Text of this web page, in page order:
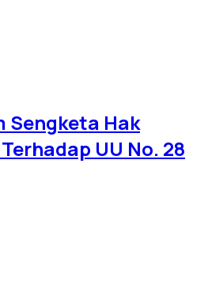
Sengketa Hak
UU No. 28